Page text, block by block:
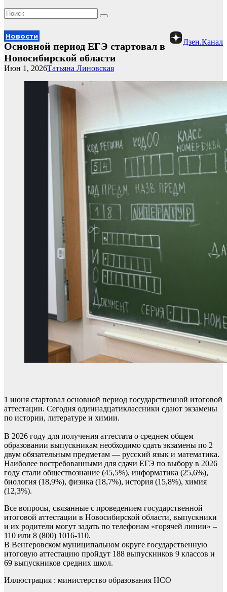
Новости
Дзен.Канал
Основной период ЕГЭ стартовал в
Новосибирской области
Татьяна Линовская
Июн 1, 2026
1 июня стартовал основной период государственной итоговой
аттестации. Сегодня одиннадцатиклассники сдают экзамены
по истории, литературе и химии.
В 2026 году для получения аттестата о среднем общем
образовании выпускникам необходимо сдать экзамены по 2
двум обязательным предметам — русский язык и математика.
Наиболее востребованными для сдачи ЕГЭ по выбору в 2026
году стали обществознание (45,5%), информатика (25,6%),
биология (18,9%), физика (18,7%), история (15,8%), химия
(12,3%).
Все вопросы, связанные с проведением государственной
итоговой аттестации в Новосибирской области, выпускники
и их родители могут задать по телефонам «горячей линии» –
110 или 8 (800) 1016-110.
В Венгеровском муниципальном округе государственную
итоговую аттестацию пройдут 188 выпускников 9 классов и
69 выпускников средних школ.
Иллюстрация : министерство образования НСО